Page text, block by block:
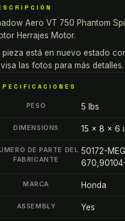
Aero VT 750 Phantom
Herrajes Motor.
pieza está en nuevo estado
las fotos para más detalles.
PESO 5 lbs
DIMENSIONS 15 × 8 × 6
DE PARTE DEL
FABRICANTE
50172-
MARCA Honda
ASSEMBLY Yes